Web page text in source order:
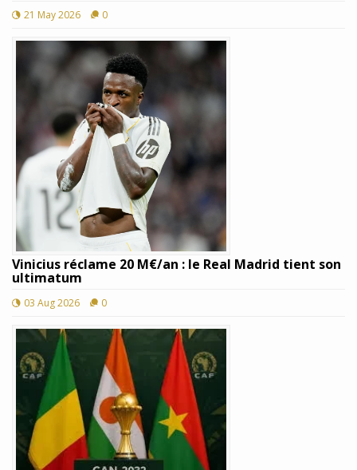
21 May 2026 0
Vinicius réclame 20 M€/an : le Real Madrid tient son
ultimatum
03 Aug 2026 0